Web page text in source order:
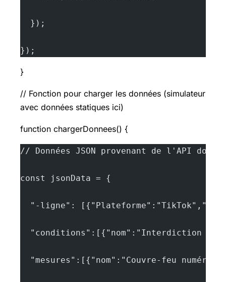
  });
});
}
// Fonction pour charger les données (simulateur
avec données statiques ici)
function chargerDonnees() {
// Données JSON provenant de l'API
const jsonData = {
"-ligne":
"conditions":[{"nom":"Interdiction
"mesures":[{"nom":"Couvre-feu